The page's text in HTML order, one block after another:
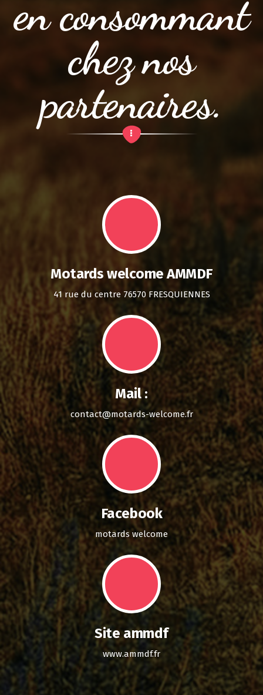
en consommant
chez nos
partenaires.
Motards welcome AMMDF
41 rue du centre 76570 FRESQUIENNES
Mail :
contact@motards-welcome.fr
Facebook
motards welcome
Site ammdf
www.ammdf.fr